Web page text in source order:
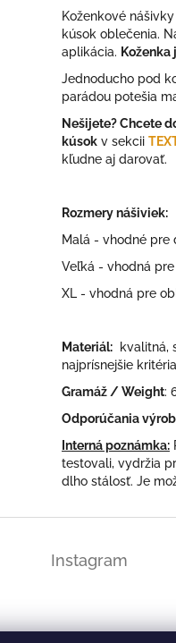
Koženkové
kúsok oblečenia.
aplikácia.
Jednoducho pod
parádou potešia
Nešijete? Chcete
kúsok v sekcii
kľudne aj darovať.
Rozmery nášiviek:
Malá - vhodné pre
Veľká - vhodná
XL - vhodná pre
Materiál: kvalitná,
najprísnejšie
Gramáž / Weight:
Odporúčania
Interná poznámka:
testovali, vydržia
dlho stálosť. Je
Instagram